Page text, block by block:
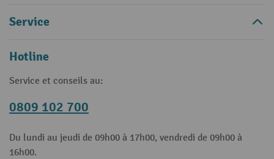
Service
Hotline
Service et conseils au:
0809 102 700
Du lundi au jeudi de 09h00 à 17h00, vendredi de 09h00 à
16h00.